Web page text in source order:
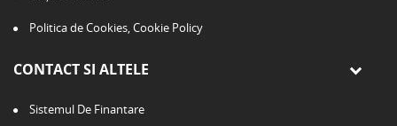
Politica de Cookies, Cookie Policy
CONTACT SI ALTELE
Sistemul De Finantare